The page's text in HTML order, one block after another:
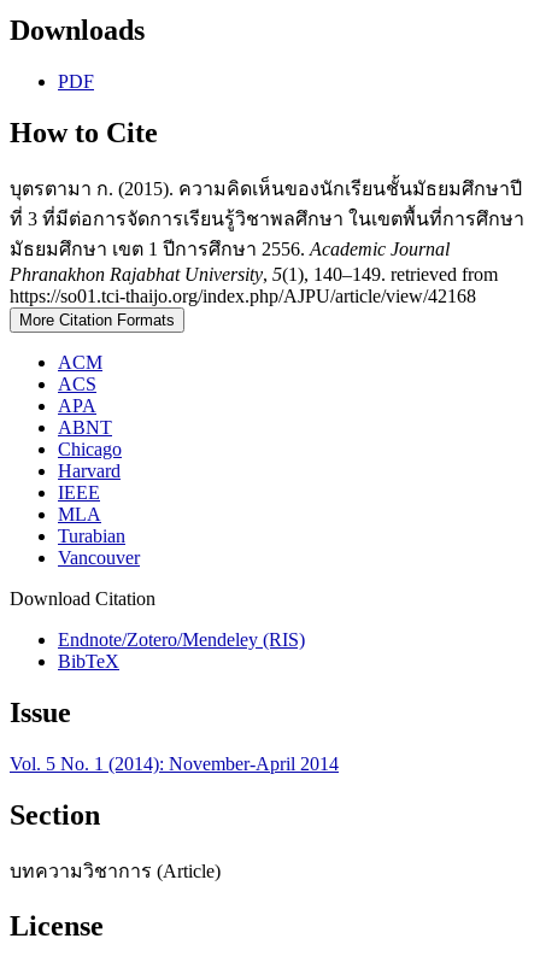
Downloads
PDF
How to Cite
บุตรตามา ก. (2015). ความคิดเห็นของนักเรียนชั้นมัธยมศึกษาปี
ที่ 3 ที่มีต่อการจัดการเรียนรู้วิชาพลศึกษา ในเขตพื้นที่การศึกษา
มัธยมศึกษา เขต 1 ปีการศึกษา 2556. Academic Journal
Phranakhon Rajabhat University, 5(1), 140–149. retrieved from
https://so01.tci-thaijo.org/index.php/AJPU/article/view/42168
More Citation Formats
ACM
ACS
APA
ABNT
Chicago
Harvard
IEEE
MLA
Turabian
Vancouver
Download Citation
Endnote/Zotero/Mendeley (RIS)
BibTeX
Issue
Vol. 5 No. 1 (2014): November-April 2014
Section
บทความวิชาการ (Article)
License